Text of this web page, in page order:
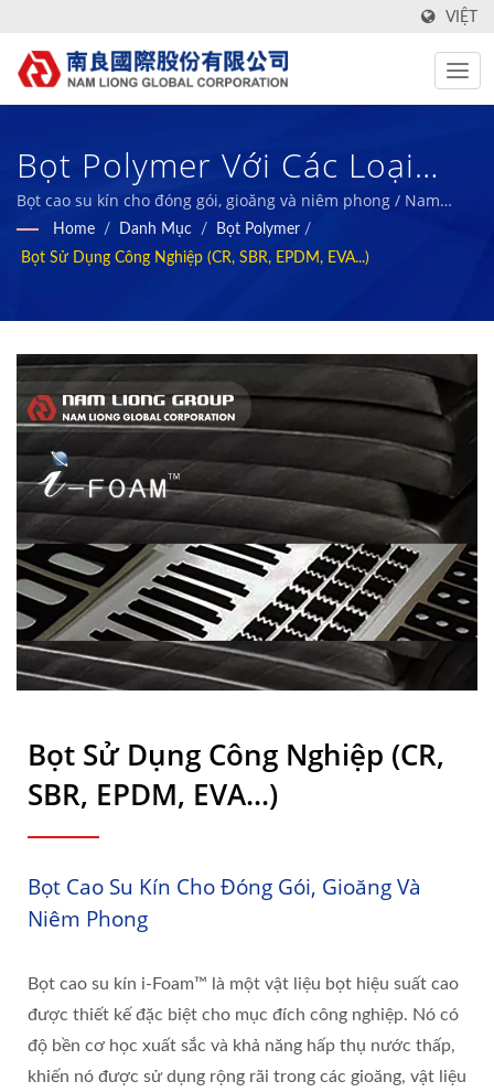
VIỆT
Bọt Polymer Với Các Loại
Polymer Khác Nhau Cho Các
Ứng Dụng Công Nghiệp
Composite Bọt Polymer
Chuyên Nghiệp.
Bọt cao su kín cho đóng gói, gioăng và niêm phong / Nam
Liong - Nhà sản xuất vật liệu composite bọt polymer chuyên
nghiệp.
Home / Danh Mục / Bọt Polymer /
Bọt Sử Dụng Công Nghiệp (CR, SBR, EPDM, EVA...)
Bọt Sử Dụng Công Nghiệp (CR,
SBR, EPDM, EVA...)
Bọt Cao Su Kín Cho Đóng Gói, Gioăng Và
Niêm Phong
Bọt cao su kín i-Foam™ là một vật liệu bọt hiệu suất cao
được thiết kế đặc biệt cho mục đích công nghiệp. Nó có
độ bền cơ học xuất sắc và khả năng hấp thụ nước thấp,
khiến nó được sử dụng rộng rãi trong các gioăng, vật liệu